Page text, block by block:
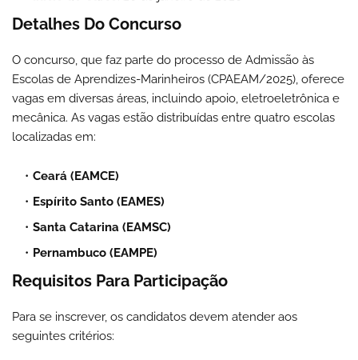
Detalhes Do Concurso
O concurso, que faz parte do processo de Admissão às
Escolas de Aprendizes-Marinheiros (CPAEAM/2025), oferece
vagas em diversas áreas, incluindo apoio, eletroeletrônica e
mecânica. As vagas estão distribuídas entre quatro escolas
localizadas em:
Ceará (EAMCE)
Espírito Santo (EAMES)
Santa Catarina (EAMSC)
Pernambuco (EAMPE)
Requisitos Para Participação
Para se inscrever, os candidatos devem atender aos
seguintes critérios: